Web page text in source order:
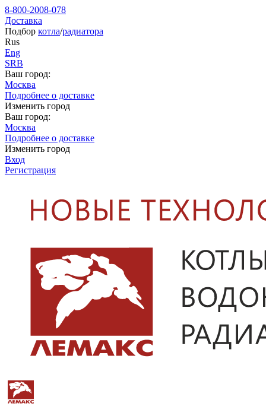
8-800-2008-078
Доставка
Подбор котла/радиатора
Rus
Eng
SRB
Ваш город:
Москва
Подробнее о доставке
Изменить город
Ваш город:
Москва
Подробнее о доставке
Изменить город
Вход
Регистрация